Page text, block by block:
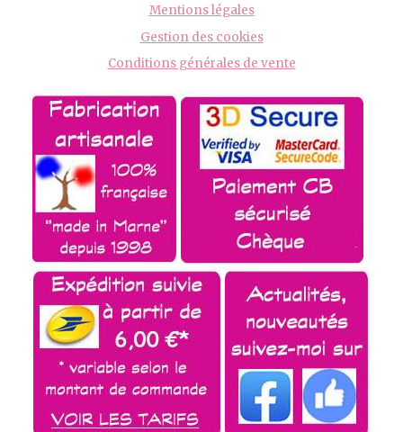
Mentions légales
Gestion des cookies
Conditions générales de vente